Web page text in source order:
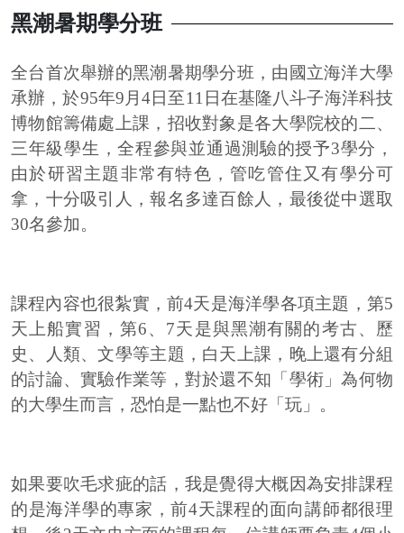
黑潮暑期學分班
全台首次舉辦的黑潮暑期學分班，由國立海洋大學
承辦，於95年9月4日至11日在基隆八斗子海洋科技
博物館籌備處上課，招收對象是各大學院校的二、
三年級學生，全程參與並通過測驗的授予3學分，
由於研習主題非常有特色，管吃管住又有學分可
拿，十分吸引人，報名多達百餘人，最後從中選取
30名參加。
課程內容也很紮實，前4天是海洋學各項主題，第5
天上船實習，第6、7天是與黑潮有關的考古、歷
史、人類、文學等主題，白天上課，晚上還有分組
的討論、實驗作業等，對於還不知「學術」為何物
的大學生而言，恐怕是一點也不好「玩」。
如果要吹毛求疵的話，我是覺得大概因為安排課程
的是海洋學的專家，前4天課程的面向講師都很理